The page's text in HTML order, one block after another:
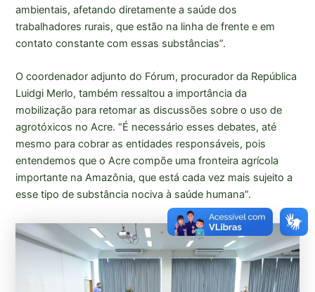
ambientais, afetando diretamente a saúde dos
trabalhadores rurais, que estão na linha de frente e em
contato constante com essas substâncias”.
O coordenador adjunto do Fórum, procurador da República
Luidgi Merlo, também ressaltou a importância da
mobilização para retomar as discussões sobre o uso de
agrotóxicos no Acre. “É necessário esses debates, até
mesmo para cobrar as entidades responsáveis, pois
entendemos que o Acre compõe uma fronteira agrícola
importante na Amazônia, que está cada vez mais sujeito a
esse tipo de substância nociva à saúde humana”.